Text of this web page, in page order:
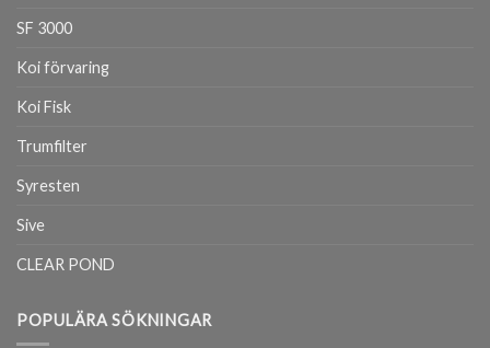
SF 3000
Koi förvaring
Koi Fisk
Trumfilter
Syresten
Sive
CLEAR POND
POPULÄRA SÖKNINGAR